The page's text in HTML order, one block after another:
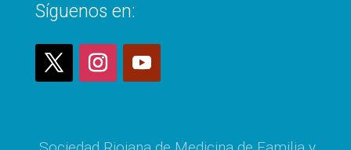
Síguenos en: